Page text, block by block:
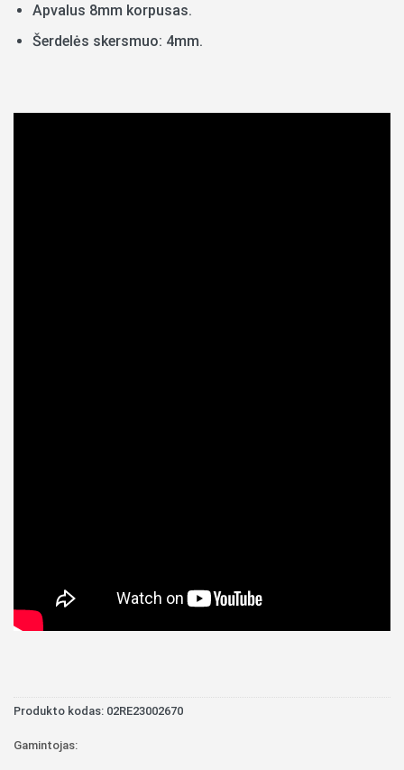
Apvalus 8mm korpusas.
Šerdelės skersmuo: 4mm.
Produkto kodas: 02RE23002670
Gamintojas: